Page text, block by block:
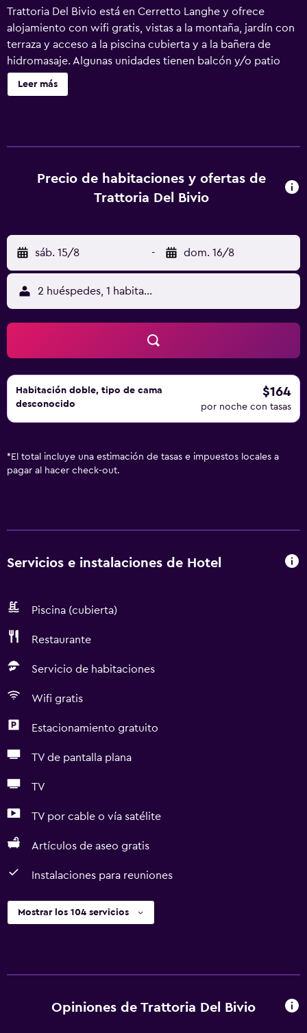
Trattoria Del Bivio está en Cerretto Langhe y ofrece
alojamiento con wifi gratis, vistas a la montaña, jardín con
terraza y acceso a la piscina cubierta y a la bañera de
hidromasaje. Algunas unidades tienen balcón y/o patio
con vistas a la piscina o al jardín. La casa rural cuenta con
un restaurante que sirve cocina italiana y cocina local.
Leer más
Precio de habitaciones y ofertas de
Trattoria Del Bivio
sáb. 15/8 - dom. 16/8
2 huéspedes, 1 habitación
Habitación doble, tipo de cama
desconocido
$164
por noche con tasas
* El total incluye una estimación de tasas e impuestos locales a
pagar al hacer check-out.
Servicios e instalaciones de Hotel
Piscina (cubierta)
Restaurante
Servicio de habitaciones
Wifi gratis
Estacionamiento gratuito
TV de pantalla plana
TV
TV por cable o vía satélite
Artículos de aseo gratis
Instalaciones para reuniones
Mostrar los 104 servicios
Opiniones de Trattoria Del Bivio